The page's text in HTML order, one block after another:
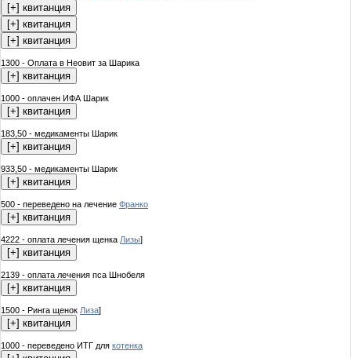
1300 - Оплата в Неовит за Шарика
1000 - оплачен ИФА Шарик
183,50 - медикаменты Шарик
933,50 - медикаменты Шарик
500 - переведено на лечение Франко
4222 - оплата лечения щенка Лизы]
2139 - оплата лечения пса Шнобеля
1500 - Ринга щенок Лиза]
1000 - переведено ИТГ для котенка